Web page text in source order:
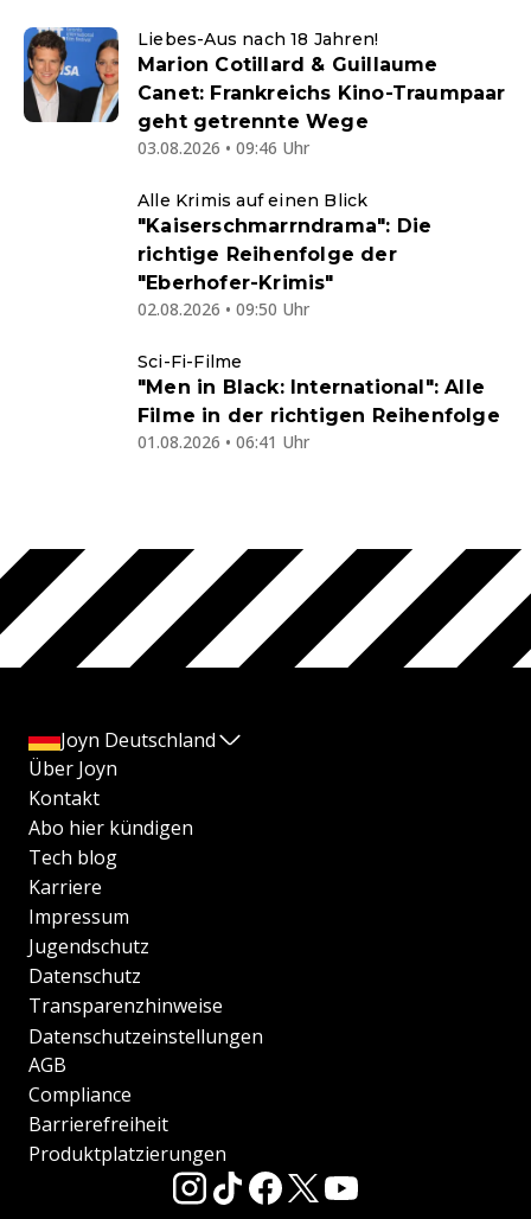
Liebes-Aus nach 18 Jahren!
Marion Cotillard & Guillaume
Canet: Frankreichs Kino-Traumpaar
geht getrennte Wege
03.08.2026 • 09:46 Uhr
Alle Krimis auf einen Blick
"Kaiserschmarrndrama": Die
richtige Reihenfolge der
"Eberhofer-Krimis"
02.08.2026 • 09:50 Uhr
Sci-Fi-Filme
"Men in Black: International": Alle
Filme in der richtigen Reihenfolge
01.08.2026 • 06:41 Uhr
Joyn Deutschland
Über Joyn
Kontakt
Abo hier kündigen
Tech blog
Karriere
Impressum
Jugendschutz
Datenschutz
Transparenzhinweise
Datenschutzeinstellungen
AGB
Compliance
Barrierefreiheit
Produktplatzierungen